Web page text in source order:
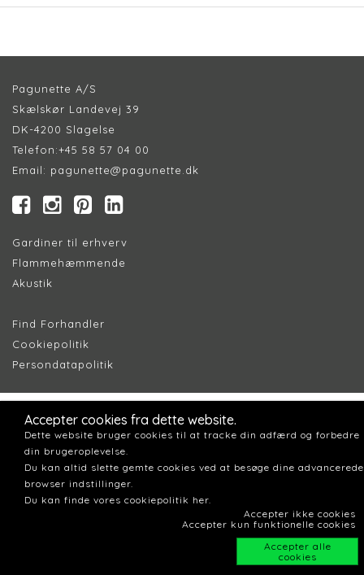
Pagunette A/S
Skælskør Landevej 39
DK-4200 Slagelse
Telefon:+45 58 57 04 00
Email: pagunette@pagunette.dk
Gardiner til erhverv
Flammehæmmende
Akustik
Find Forhandler
Cookiepolitik
Persondatapolitik
Accepter cookies fra dette website.
Dette website bruger cookies til at tracke din adfærd og forbedre
din brugeroplevelse.
Du kan altid slette gemte cookies ved at besøge dine advancerede
browser indstillinger.
Du kan finde vores cookiepolitik her.
Accepter ikke cookies
Accepter kun funktionelle cookies
Accepter alle
cookies